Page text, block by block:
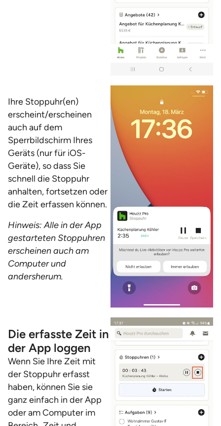
Ihre Stoppuhr(en)
erscheint/erscheinen
auch auf dem
Sperrbildschirm Ihres
Geräts (nur für iOS-
Geräte), so dass Sie
schnell die Stoppuhr
anhalten, fortsetzen oder
die Zeit erfassen können.
Hinweis: Alle in der App
gestarteten Stoppuhren
erscheinen auch am
Computer und
andersherum.
Die erfasste Zeit in
der App loggen
Wenn Sie Ihre Zeit mit
der Stoppuhr erfasst
haben, können Sie sie
ganz einfach in der App
oder am Computer im